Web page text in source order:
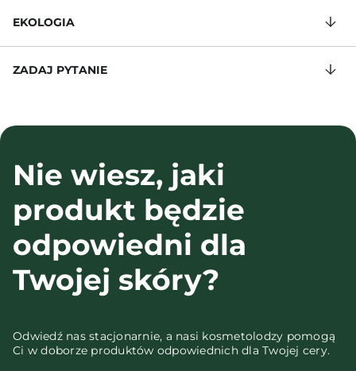
EKOLOGIA
ZADAJ PYTANIE
Nie wiesz, jaki
produkt będzie
odpowiedni dla
Twojej skóry?
Odwiedź nas stacjonarnie, a nasi kosmetolodzy pomogą
Ci w doborze produktów odpowiednich dla Twojej cery.